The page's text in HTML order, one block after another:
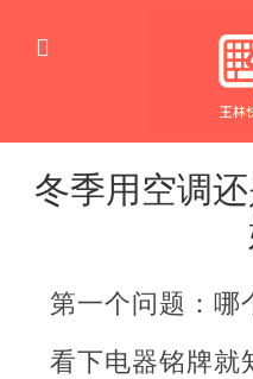
冬季用空调
第一个问题：哪
看下电器铭牌就